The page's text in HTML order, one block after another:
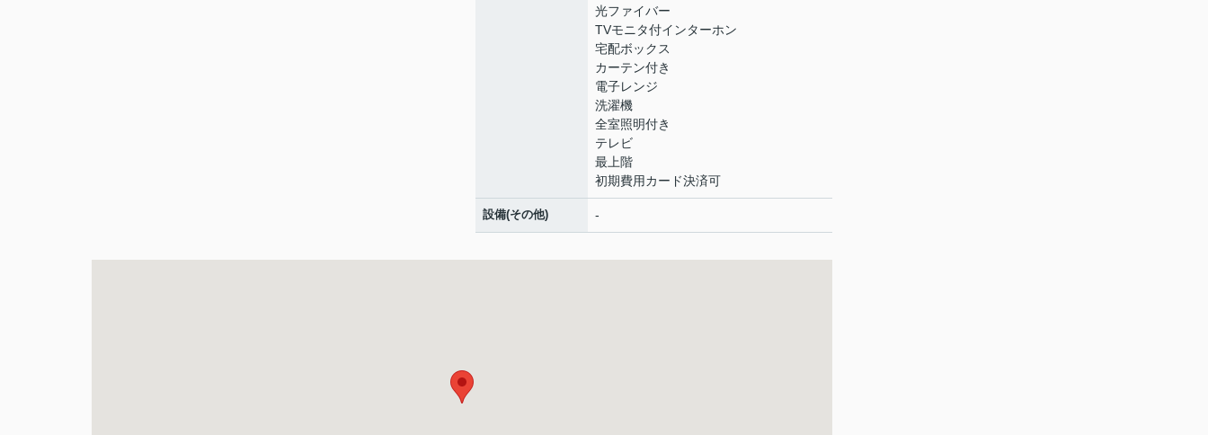
光ファイバー
TVモニタ付インターホン
宅配ボックス
カーテン付き
電子レンジ
洗濯機
全室照明付き
テレビ
最上階
初期費用カード決済可
設備(その他) -